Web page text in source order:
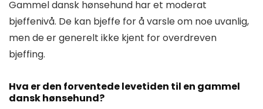
Gammel dansk hønsehund har et moderat
bjeffenivå. De kan bjeffe for å varsle om noe uvanlig,
men de er generelt ikke kjent for overdreven
bjeffing.
Hva er den forventede levetiden til en gammel
dansk hønsehund?